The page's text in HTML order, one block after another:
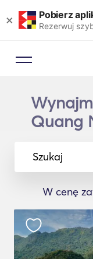
× Pobierz
Rezerwuj
Quang
Szukaj
W cenę